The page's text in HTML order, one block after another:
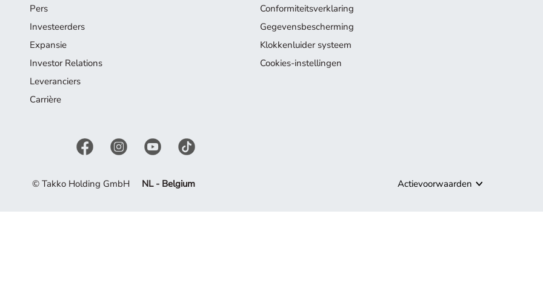
Pers
Investeerders
Expansie
Investor Relations
Leveranciers
Carrière
Conformiteitsverklaring
Gegevensbescherming
Klokkenluider systeem
Cookies-instellingen
© Takko Holding GmbH NL - Belgium Actievoorwaarden